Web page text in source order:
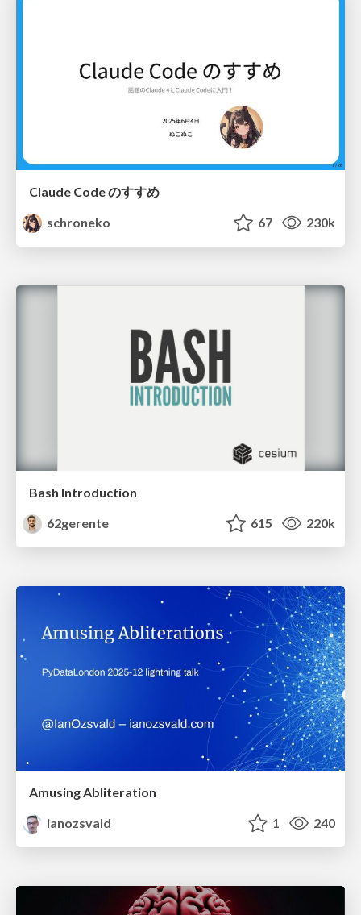
Claude Code のすすめ
schroneko
67 230k
Bash Introduction
62gerente
615 220k
Amusing Abliteration
ianozsvald
1 240